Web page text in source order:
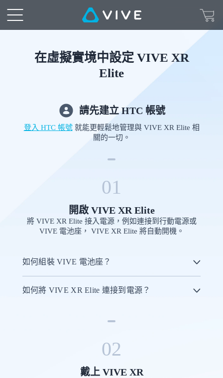
在
虛
XR
VIVE
在虛擬實境中設定 VIVE XR
Elite
請先建立 HTC 帳號
登入 HTC 帳號就能更輕鬆地管理與 VIVE XR Elite 相
關的一切。
01
開啟 VIVE XR Elite
將 VIVE XR Elite 接入電源，例如連接到行動電源或
VIVE 電池座， VIVE XR Elite 將自動開機。
如何組裝 VIVE 電池座？
如何將 VIVE XR Elite 連接到電源？
02
戴上 VIVE XR